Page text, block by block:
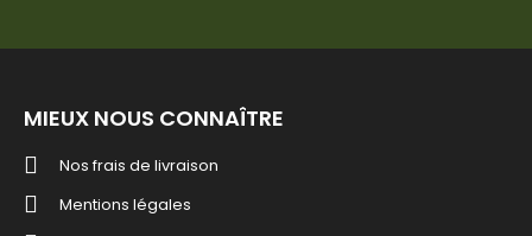
MIEUX NOUS CONNAÎTRE
Nos frais de livraison
Mentions légales